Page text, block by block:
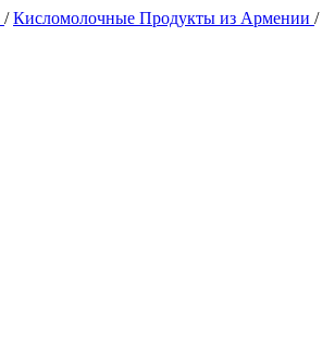
/Кисломолочные Продукты из Армении /